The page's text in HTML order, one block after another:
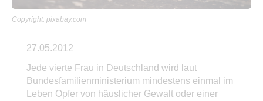
Copyright: pixabay.com
27.05.2012
Jede vierte Frau in Deutschland wird laut
Bundesfamilienministerium mindestens einmal im
Leben Opfer von häuslicher Gewalt oder einer